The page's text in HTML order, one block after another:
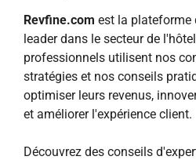
Revfine.com est la plateforme
leader dans le secteur de
professionnels utilisent nos
stratégies et nos conseils
optimiser leurs revenus,
et améliorer l'expérience client.
Découvrez des conseils